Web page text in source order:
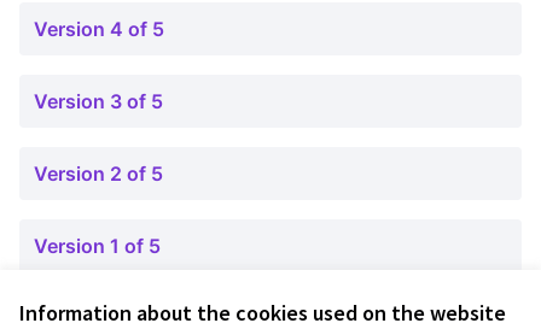
Information about the cookies used on the website
Version 4 of 5
Version 3 of 5
Version 2 of 5
Version 1 of 5